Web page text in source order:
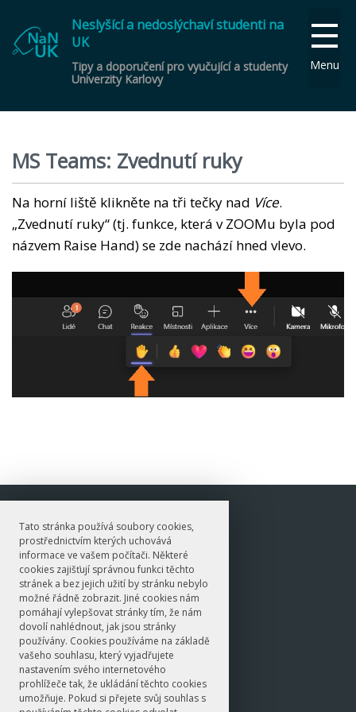
Tato stránka používá soubory cookies,
prostřednictvím kterých uchovává
informace ve vašem počítači. Některé
cookies zajišťují správnou funkci těchto
stránek a bez jejich užití by stránku nebylo
možné řádně zobrazit. Jiné cookies nám
pomáhají vylepšovat stránky tím, že nám
dovolí nahlédnout, jak jsou stránky
používány. Cookies používáme na základě
vašeho souhlasu, který vyjadřujete
nastavením svého internetového
prohlížeče tak, že ukládání těchto cookies
umožňuje. Pokud si přejete svůj souhlas s
Neslyšící a nedoslýchaví studenti na
UK
Tipy a doporučení pro vyučující a studenty
Univerzity Karlovy
MS Teams: Zvednutí ruky
Na horní liště klikněte na tři tečky nad Více.
„Zvednutí ruky“ (tj. funkce, která v ZOOMu byla pod
názvem Raise Hand) se zde nachází hned vlevo.
Menu
nanuk@ff.cuni.cz
© 2020 I ÚJKN